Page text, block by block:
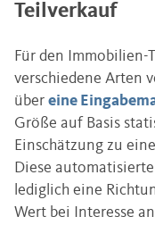
Teilverkauf
Für den
verschiedene Arten
über eine
Größe auf Basis
Einschätzung zu
Diese
lediglich eine
Wert bei Interesse